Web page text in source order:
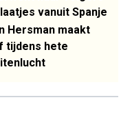
vanuit Spanje
Hersman maakt
tijdens hete